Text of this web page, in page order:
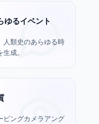
ゆるイベント
人類史のあらゆる時
成。
ピングカメラアング